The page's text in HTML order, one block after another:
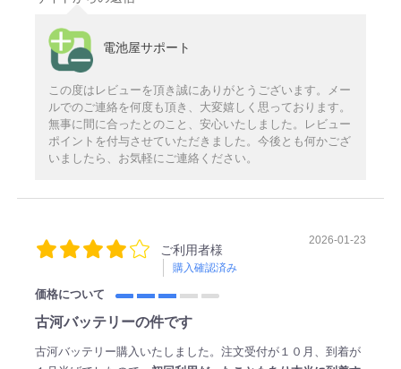
電池屋サポート
この度はレビューを頂き誠にありがとうございます。メー
ルでのご連絡を何度も頂き、大変嬉しく思っております。
無事に間に合ったとのこと、安心いたしました。レビュー
ポイントを付与させていただきました。今後とも何かござ
いましたら、お気軽にご連絡ください。
ご利用者様
購入確認済み
2026-01-23
価格について
古河バッテリーの件です
古河バッテリー購入いたしました。注文受付が１０月、到着が